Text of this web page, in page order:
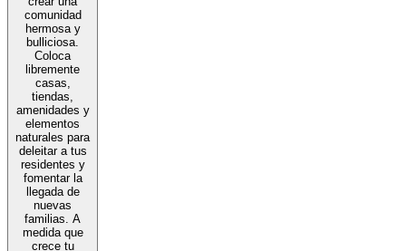
comunidad
hermosa y
bulliciosa.
Coloca
libremente
casas,
tiendas,
amenidades y
elementos
naturales para
deleitar a tus
residentes y
fomentar la
llegada de
nuevas
familias. A
medida que
crece tu